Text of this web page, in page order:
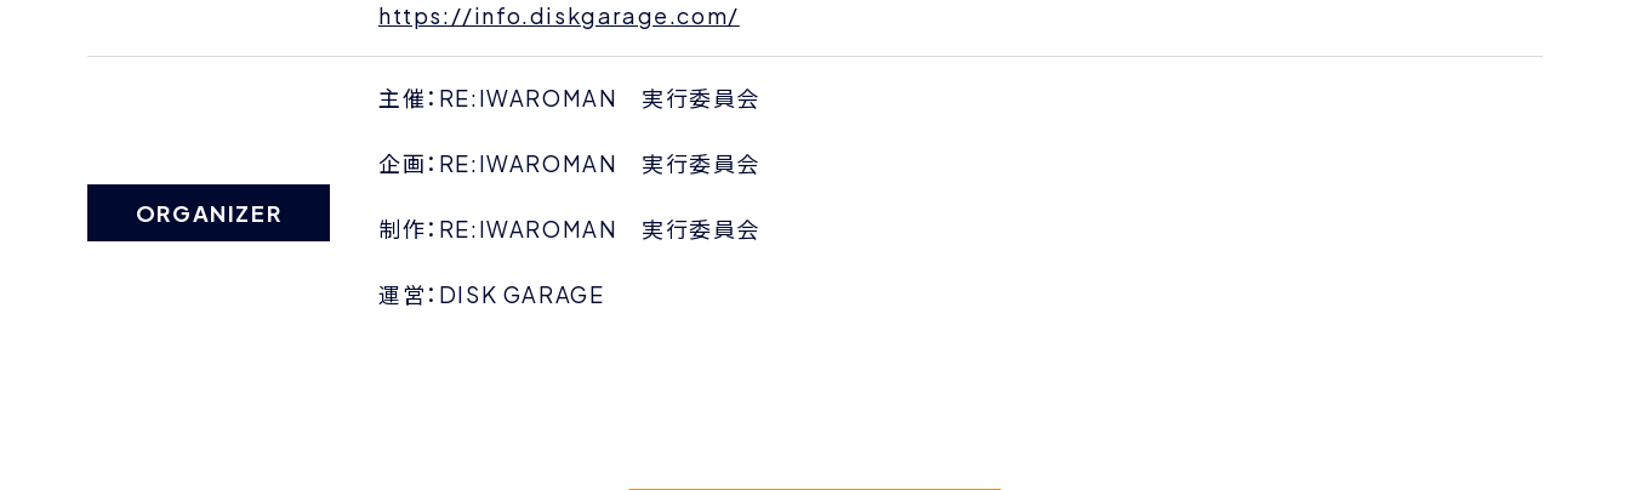
https://info.diskgarage.com/
ORGANIZER
主催：RE:IWAROMAN 実行委員会
企画：RE:IWAROMAN 実行委員会
制作：RE:IWAROMAN 実行委員会
運営：DISK GARAGE